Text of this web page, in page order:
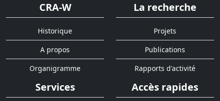
CRA-W
Historique
A propos
Organigramme
La recherche
Projets
Publications
Rapports d'activité
Services Accès rapides